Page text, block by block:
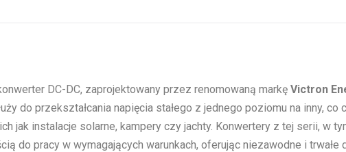
DC-DC, zaprojektowany przez renomowaną markę Victron
do przekształcania napięcia stałego z jednego poziomu na inny, co
jak instalacje solarne, kampery czy jachty. Konwertery z tej serii, w
do pracy w wymagających warunkach, oferując niezawodne i trwałe